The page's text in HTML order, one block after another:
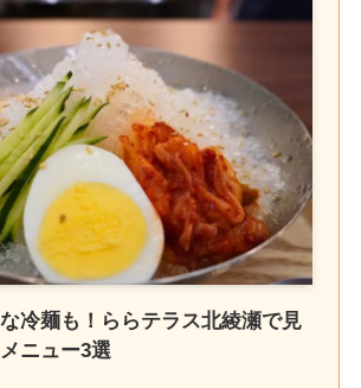
冷麺も！ららテラス北綾瀬で見
ニュー3選